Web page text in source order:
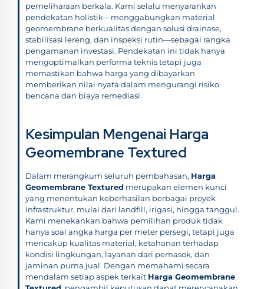
pemeliharaan berkala. Kami selalu menyarankan
pendekatan holistik—menggabungkan material
geomembrane berkualitas dengan solusi drainase,
stabilisasi lereng, dan inspeksi rutin—sebagai rangka
pengamanan investasi. Pendekatan ini tidak hanya
mengoptimalkan performa teknis tetapi juga
memastikan bahwa harga yang dibayarkan
memberikan nilai nyata dalam mengurangi risiko
bencana dan biaya remediasi.
Kesimpulan Mengenai Harga
Geomembrane Textured
Dalam merangkum seluruh pembahasan, Harga
Geomembrane Textured merupakan elemen kunci
yang menentukan keberhasilan berbagai proyek
infrastruktur, mulai dari landfill, irigasi, hingga tanggul.
Kami menekankan bahwa pemilihan produk tidak
hanya soal angka harga per meter persegi, tetapi juga
mencakup kualitas material, ketahanan terhadap
kondisi lingkungan, layanan dari pemasok, dan
jaminan purna jual. Dengan memahami secara
mendalam setiap aspek terkait Harga Geomembrane